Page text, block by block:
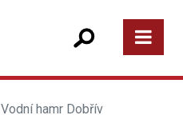
Vodní hamr Dobřív